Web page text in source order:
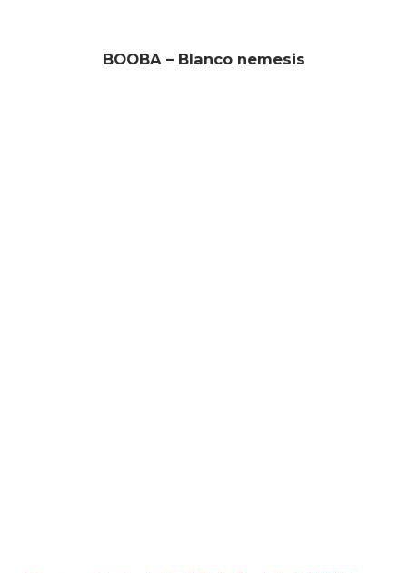
BOOBA – Blanco nemesis